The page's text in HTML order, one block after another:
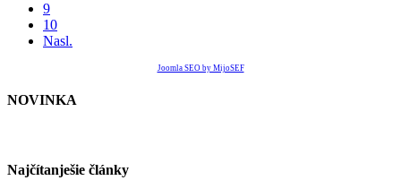
9
10
Nasl.
Joomla SEO by MijoSEF
NOVINKA
Najčítanješie články